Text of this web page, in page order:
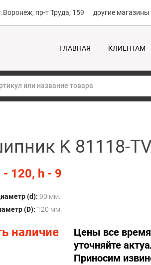
пр-т Труда, 159 другие магазины
ГЛАВНАЯ КЛИЕНТАМ
K 81118-
- 120, h - 9
(d): 90 мм.
(D): 120 мм.
наличие
Цены все
уточняйте
Приносим